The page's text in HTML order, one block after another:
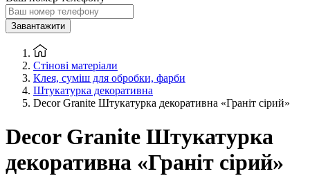
Завантажити
Стінові матеріали
Клея, суміш для обробки, фарби
Штукатурка декоративна
Decor Granite Штукатурка декоративна «Граніт сірий»
Decor Granite Штукатурка
декоративна «Граніт сірий»